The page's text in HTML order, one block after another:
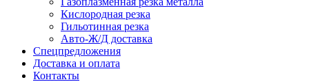
Кислородная резка
Гильотинная резка
Авто-Ж/Д доставка
Спецпредложения
Доставка и оплата
Контакты